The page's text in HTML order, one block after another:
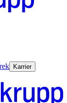
Karrier